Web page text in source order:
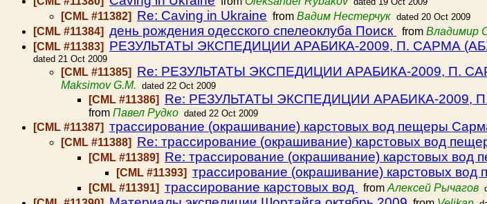
[CML #11382] Re: Caving in Ukraine from Вадим Нестерчук dated 20 Oct 2009
[CML #11384] день рождения одесского спелеоклуба Поиск from Владимир
[CML #11383] РЕЗУЛЬТАТЫ ЭКСПЕДИЦИИ АРАБИКА-2009, П. САРМА
dated 21 Oct 2009
[CML #11385] Re: РЕЗУЛЬТАТЫ ЭКСПЕДИЦИИ АРАБИКА-2009, П.
Maksimov G.M. dated 22 Oct 2009
[CML #11386] Re: РЕЗУЛЬТАТЫ ЭКСПЕДИЦИИ АРАБИКА-2009,
from Павел Рудко dated 22 Oct 2009
[CML #11387] трассирование (окрашивание) карстовых вод пещеры
[CML #11388] Re: трассирование (окрашивание) карстовых вод
[CML #11389] Re: трассирование (окрашивание) карстовых вод
[CML #11393] трассирование (окрашивание) карстовых
[CML #11391] трассирование карстовых вод from Алексей Рычагов